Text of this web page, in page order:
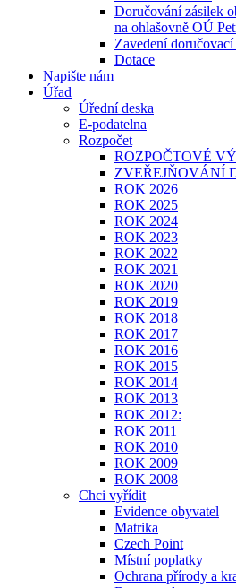
Doručování zásilek
na ohlašovně OÚ
Zavedení doručovací
Dotace
Napište nám
Úřad
Úřední deska
E-podatelna
Rozpočet
ROZPOČTOVÉ
ZVEŘEJŇOVÁNÍ
ROK 2026
ROK 2025
ROK 2024
ROK 2023
ROK 2022
ROK 2021
ROK 2020
ROK 2019
ROK 2018
ROK 2017
ROK 2016
ROK 2015
ROK 2014
ROK 2013
ROK 2012:
ROK 2011
ROK 2010
ROK 2009
ROK 2008
Chci vyřídit
Evidence obyvatel
Matrika
Czech Point
Místní poplatky
Ochrana přírody a